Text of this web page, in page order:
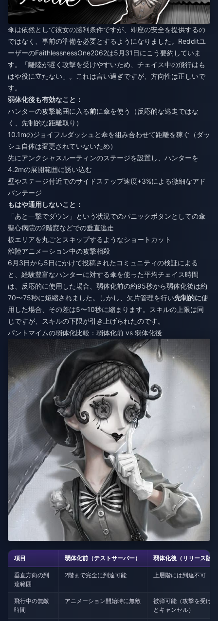
傘は依然として彼女の勝利条件ですが、即座の安全を提供するの
ではなく、事前の準備を必要とするようになりました。Redditユ
ーザーのFaithlessnessOne2062は5月31日にこう要約していま
す。「離陸が遅く攻撃を受けやすいため、チェイス中の飛行はも
はや役に立たない」。これは言い過ぎですが、方向性は正しいで
す。
弱体化後も有効なこと：
ハンターの攻撃範囲に入る前に傘を使う（反応的な逃走ではな
く、先制的な距離取り）
10.1mのジョイフルダッシュと傘を組み合わせて距離を稼ぐ（ダッ
シュ自体は変更されていないため）
先にアンクシャスルーティンのステージを設置し、ハンターを
4.2mの展開範囲に誘い込む
壁やステージ付近でのサイドステップ速度+3%による微細なアド
バンテージ
もはや通用しないこと：
「あと一撃でダウン」という状況でのパニックボタンとしての傘
聖心病院の2階窓などでの垂直逃走
板エリアを丸ごとスキップするようなショートカット
離陸アニメーション中の攻撃相殺
6月3日から5日にかけて投稿されたコミュニティの検証による
と、経験豊富なハンターに対する傘を使った平均チェイス時間
は、反応的に使用した場合、弱体化前の約95秒から弱体化後は約
70〜75秒に短縮されました。しかし、欠片管理を行い先制的に使
用した場合、その差は5〜10秒に縮まります。スキルの上限は同
じですが、スキルの下限が引き上げられたのです。
パントマイムの弱体化比較：弱体化前 vs 弱体化後
項目 弱体化前（テストサーバー） 弱体化後（リリース版）
垂直方向の到
達範囲
2階まで完全に到達可能 上層階には到達不可
飛行中の無敵
時間
アニメーション開始時に無敵
被弾可能（攻撃を受ける
とキャンセル）